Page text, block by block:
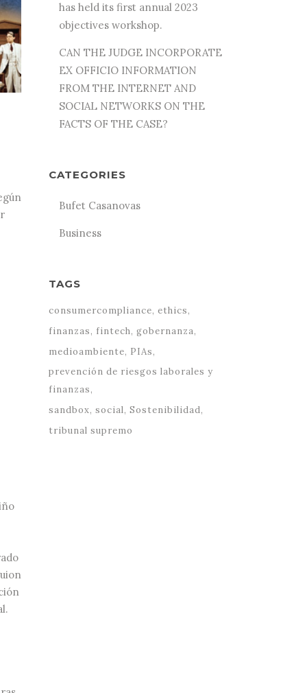
has held its first annual 2023
objectives workshop.
CAN THE JUDGE INCORPORATE
EX OFFICIO INFORMATION
FROM THE INTERNET AND
SOCIAL NETWORKS ON THE
FACTS OF THE CASE?
CATEGORIES
Bufet Casanovas
Business
TAGS
consumercompliance ethics
finanzas
fintech gobernanza
medioambiente PIAs
prevención de riesgos laborales y
finanzas
sandbox social Sostenibilidad
tribunal supremo